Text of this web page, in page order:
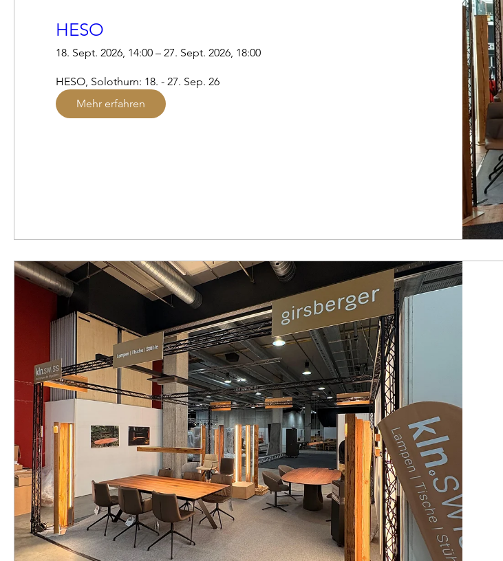
HESO
18. Sept. 2026, 14:00 – 27. Sept. 2026, 18:00
HESO, Solothurn: 18. - 27. Sep. 26
Mehr erfahren